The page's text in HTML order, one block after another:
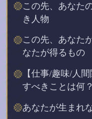
この先、あなた
き人物
この先、あなた
なたが得るもの
【仕事/趣味/人
すべきことは何？
あなたが生まれ